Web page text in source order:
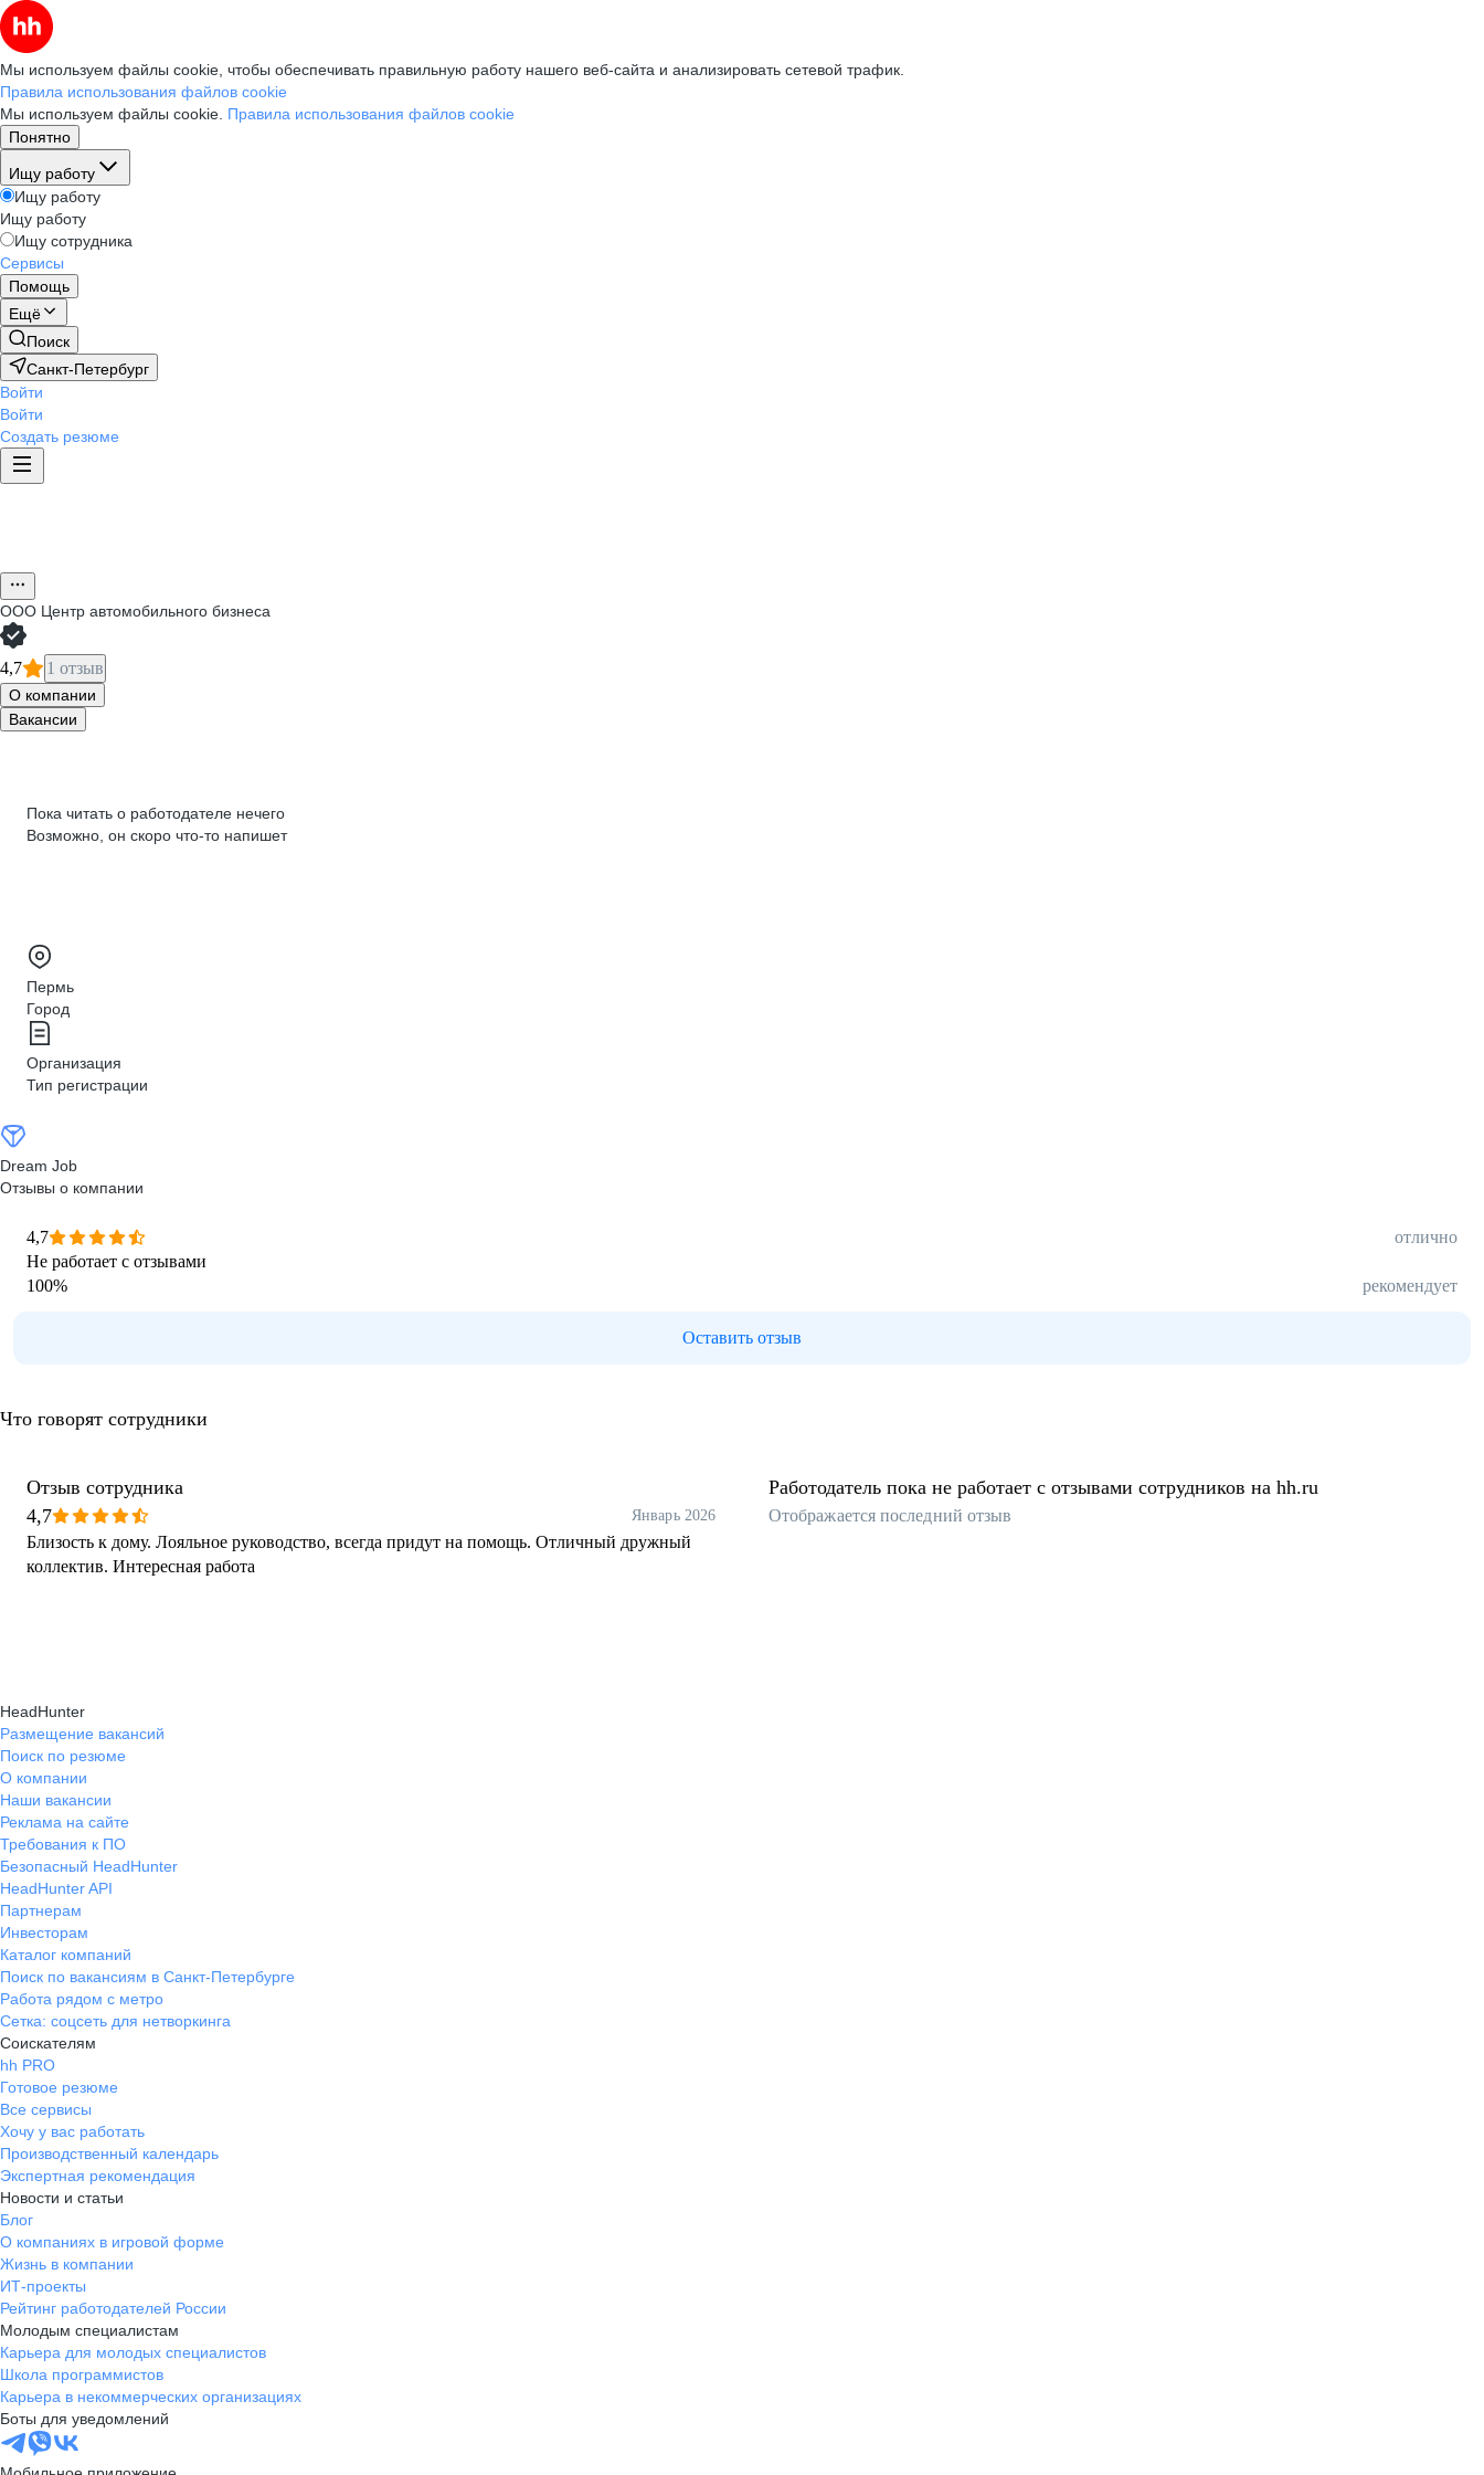
Мы используем файлы cookie, чтобы обеспечивать правильную работу нашего веб-сайта и анализировать сетевой трафик.
Правила использования файлов cookie
Мы используем файлы cookie. Правила использования файлов cookie
Понятно
Ищу работу
Ищу работу
Ищу работу
Ищу сотрудника
Сервисы
Помощь
Ещё
Поиск
Санкт-Петербург
Войти
Войти
Создать резюме
ООО Центр автомобильного бизнеса
4,7 1 отзыв
О компании
Вакансии
Пока читать о работодателе нечего
Возможно, он скоро что‑то напишет
Пермь
Город
Организация
Тип регистрации
Dream Job
Отзывы о компании
4,7
отлично
Не работает с отзывами
100% рекомендует
Оставить отзыв
Что говорят сотрудники
Отзыв сотрудника
4,7
Январь 2026
Близость к дому. Лояльное руководство, всегда придут на помощь. Отличный дружный
коллектив. Интересная работа
Работодатель пока не работает с отзывами сотрудников на hh.ru
Отображается последний отзыв
HeadHunter
Размещение вакансий
Поиск по резюме
О компании
Наши вакансии
Реклама на сайте
Требования к ПО
Безопасный HeadHunter
HeadHunter API
Партнерам
Инвесторам
Каталог компаний
Поиск по вакансиям в Санкт-Петербурге
Работа рядом с метро
Сетка: соцсеть для нетворкинга
Соискателям
hh PRO
Готовое резюме
Все сервисы
Хочу у вас работать
Производственный календарь
Экспертная рекомендация
Новости и статьи
Блог
О компаниях в игровой форме
Жизнь в компании
ИТ-проекты
Рейтинг работодателей России
Молодым специалистам
Карьера для молодых специалистов
Школа программистов
Карьера в некоммерческих организациях
Боты для уведомлений